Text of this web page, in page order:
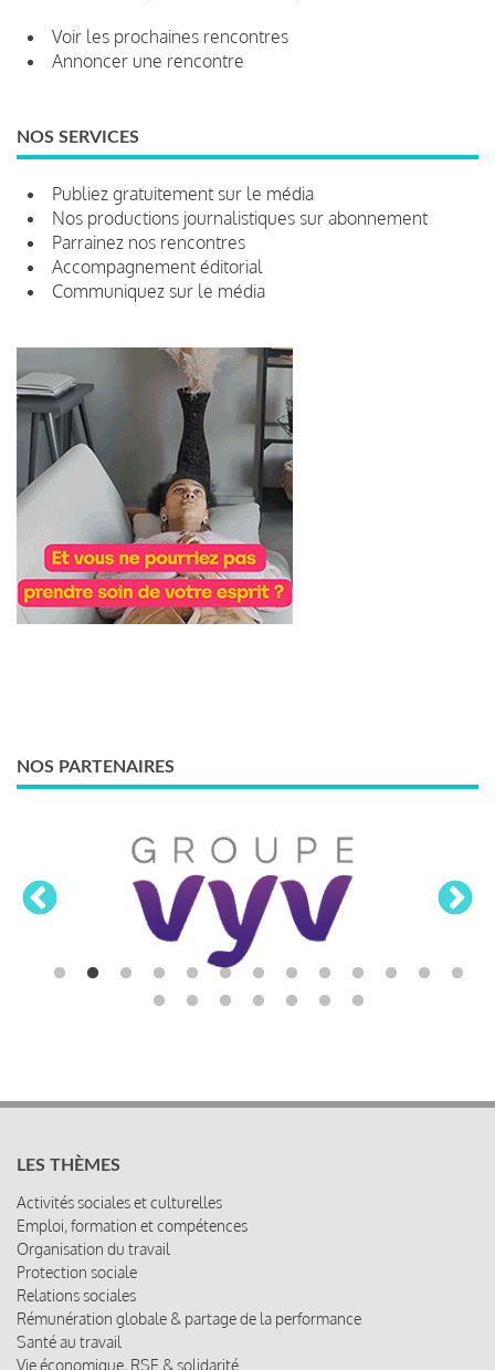
Voir les prochaines rencontres
Annoncer une rencontre
NOS SERVICES
Publiez gratuitement sur le média
Nos productions journalistiques sur abonnement
Parrainez nos rencontres
Accompagnement éditorial
Communiquez sur le média
NOS PARTENAIRES
LES THÈMES
Activités sociales et culturelles
Emploi, formation et compétences
Organisation du travail
Protection sociale
Relations sociales
Rémunération globale & partage de la performance
Santé au travail
Vie économique, RSE & solidarité